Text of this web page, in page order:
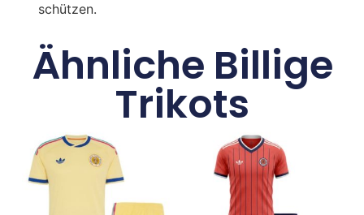
schützen.
Ähnliche Billige
Trikots